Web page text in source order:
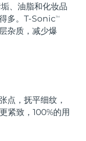
、油脂和化妆品
多。T-SonicTM
杂质，减少爆
点，抚平细纹，
紧致，100%的用
预计送达日期 8/10/26
预计送达日期 8/14/26
预计送达日期8/10/26